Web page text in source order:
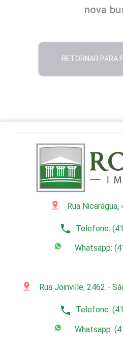
pin_drop Rua
phone Telefone:
Whatsapp:
pin_drop Rua Joinville, 2462 -
phone Telefone:
Whatsapp:
nova
RETORNAR PARA